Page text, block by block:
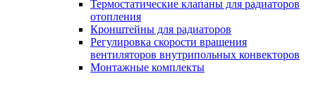
Термостатические клапаны для радиаторов
отопления
Кронштейны для радиаторов
Регулировка скорости вращения
вентиляторов внутрипольных конвекторов
Монтажные комплекты